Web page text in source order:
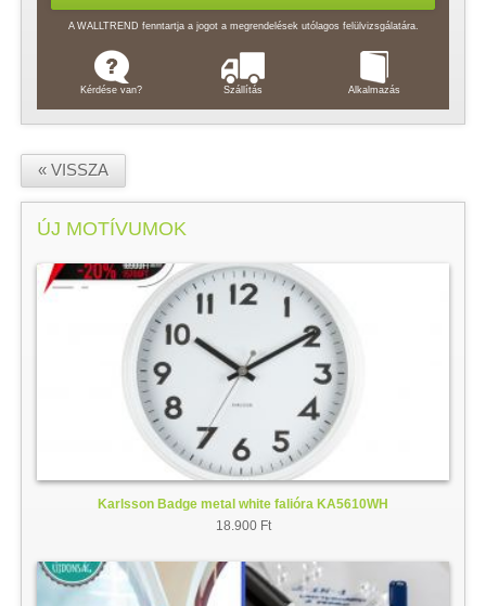
A WALLTREND fenntartja a jogot a megrendelések utólagos felülvizsgálatára.
Kérdése van? Szállítás Alkalmazás
« VISSZA
ÚJ MOTÍVUMOK
Karlsson Badge metal white falióra KA5610WH
18.900 Ft